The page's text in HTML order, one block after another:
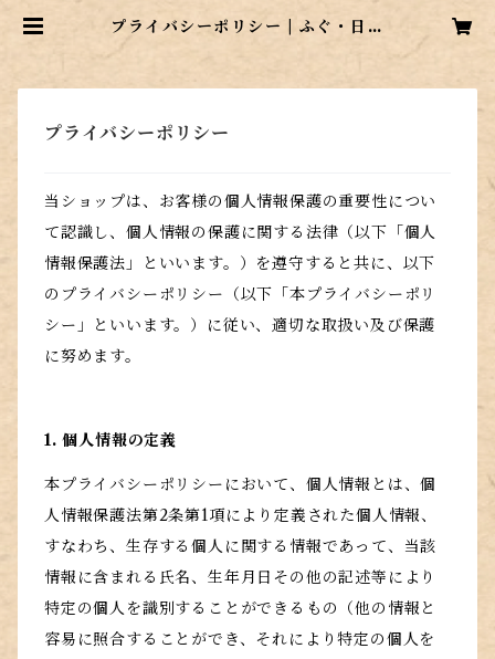
プライバシーポリシー | ふぐ・日本
プライバシーポリシー
当ショップは、お客様の個人情報保護の重要性につい
て認識し、個人情報の保護に関する法律（以下「個人
情報保護法」といいます。）を遵守すると共に、以下
のプライバシーポリシー（以下「本プライバシーポリ
シー」といいます。）に従い、適切な取扱い及び保護
に努めます。
1. 個人情報の定義
本プライバシーポリシーにおいて、個人情報とは、個
人情報保護法第2条第1項により定義された個人情報、
すなわち、生存する個人に関する情報であって、当該
情報に含まれる氏名、生年月日その他の記述等により
特定の個人を識別することができるもの（他の情報と
容易に照合することができ、それにより特定の個人を